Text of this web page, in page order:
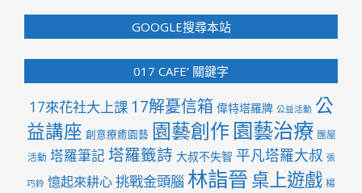
GOOGLE搜尋本站
017 CAFE’ 關鍵字
17來花社大上課 17解憂信箱 偉特塔羅牌 公益活動 公
益講座 創意療癒園藝 園藝創作 園藝治療 團屋
活動 塔羅筆記 塔羅籤詩 大叔不失智 平凡塔羅大叔 張
巧鈴 憶起來耕心挑戰金頭腦 林詣晉桌上遊戲 楊